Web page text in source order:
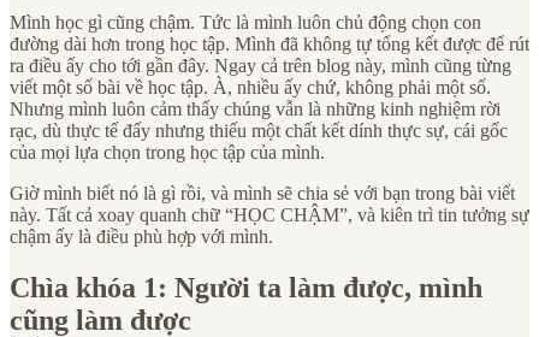
Mình học gì cũng chậm. Tức là mình luôn chủ động chọn con
đường dài hơn trong học tập. Mình đã không tự tổng kết được để rút
ra điều ấy cho tới gần đây. Ngay cả trên blog này, mình cũng từng
viết một số bài về học tập. À, nhiều ấy chứ, không phải một số.
Nhưng mình luôn cảm thấy chúng vẫn là những kinh nghiệm rời
rạc, dù thực tế đấy nhưng thiếu một chất kết dính thực sự, cái gốc
của mọi lựa chọn trong học tập của mình.
Giờ mình biết nó là gì rồi, và mình sẽ chia sẻ với bạn trong bài viết
này. Tất cả xoay quanh chữ “HỌC CHẬM”, và kiên trì tin tưởng sự
chậm ấy là điều phù hợp với mình.
Chìa khóa 1: Người ta làm được, mình
cũng làm được